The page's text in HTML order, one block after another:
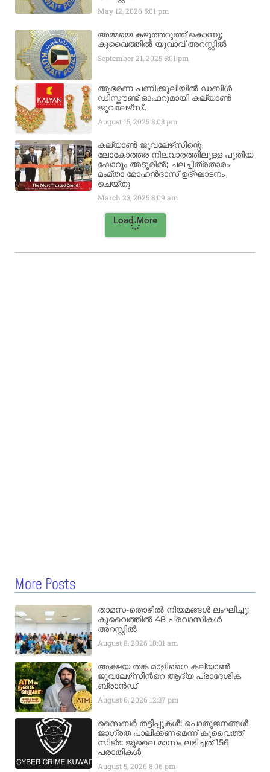
May 12, 20265:01 pm
അമ്മയെ കഴുത്തറുത്ത് കൊന്നു;
കുവൈത്തിൽ യുവാവ് അറസ്റ്റിൽ
September 21, 20255:01 pm
ആഭരണ പണിക്കൂലിയിൽ ഡബിൾ
ഡിസ്കൗണ്ട് ഓഫറുമായി കല്യാൺ
ജൂവലേഴ്‌സ്..
August 15, 20258:03 pm
കല്യാൺ ജൂവലേഴ്‌സിന്റെ
ലോകോത്തര നിലവാരത്തിലുള്ള പുതിയ
ഷോറൂം അടൂരിൽ; ചലച്ചിത്രതാരം
മംമ്താ മോഹൻദാസ് ഉദ്ഘാടനം
ചെയ്‌തു
March 23, 20258:09 am
Load More
More Posts
താമസ-തൊഴിൽ നിയമങ്ങൾ ലംഘിച്ചു;
കുവൈത്തിൽ 48 പ്രവാസികൾ
അറസ്റ്റിൽ
August 8, 2026 10:01 am
അക്ഷയ തങ്ക മാളിഗൈ കല്യാണ്‍
ജുവലേഴ്‌സിന്‍റെ ആദ്യ പ്രാദേശിക
ബ്രാന്‍ഡ്
August 6, 2026 12:37 pm
സൈബർ തട്ടിപ്പുകൾ; പൊതുജനങ്ങൾ
ജാഗ്രത പാലിക്കണമെന്ന് കുവൈത്ത്
സിട്ര: ജൂലൈ മാസം ലഭിച്ചത് 156
പരാതികൾ
August 5, 20268:06 pm